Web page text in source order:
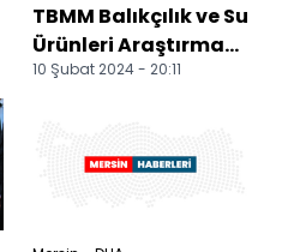
TBMM Balıkçılık ve Su
Ürünleri Araştırma
Komisyonu üyeleri,
10 Şubat 2024 - 20:11